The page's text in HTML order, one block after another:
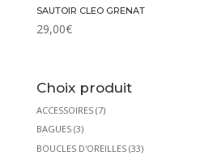
SAUTOIR CLEO GRENAT
29,00€
Choix produit
ACCESSOIRES (7)
BAGUES (3)
BOUCLES D'OREILLES (33)